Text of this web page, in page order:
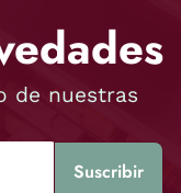
de nuestras